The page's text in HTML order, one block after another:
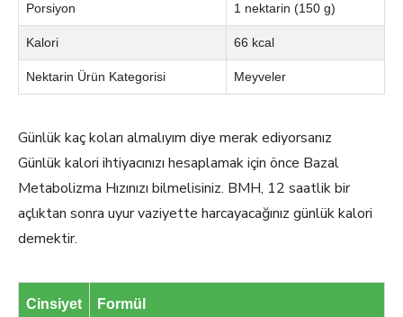
Porsiyon 1 nektarin (150 g)
Kalori 66 kcal
Nektarin Ürün Kategorisi Meyveler
Günlük kaç koları almalıyım diye merak ediyorsanız
Günlük kalori ihtiyacınızı hesaplamak için önce Bazal
Metabolizma Hızınızı bilmelisiniz. BMH, 12 saatlik bir
açlıktan sonra uyur vaziyette harcayacağınız günlük kalori
demektir.
Cinsiyet Formül